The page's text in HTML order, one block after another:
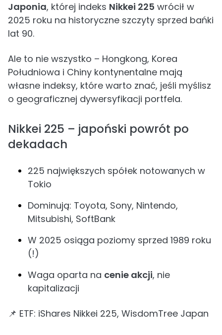
Japonia, której indeks Nikkei 225 wrócił w
2025 roku na historyczne szczyty sprzed bańki
lat 90.
Ale to nie wszystko – Hongkong, Korea
Południowa i Chiny kontynentalne mają
własne indeksy, które warto znać, jeśli myślisz
o geograficznej dywersyfikacji portfela.
Nikkei 225 – japoński powrót po
dekadach
225 największych spółek notowanych w
Tokio
Dominują: Toyota, Sony, Nintendo,
Mitsubishi, SoftBank
W 2025 osiąga poziomy sprzed 1989 roku
(!)
Waga oparta na cenie akcji, nie
kapitalizacji
📌 ETF: iShares Nikkei 225, WisdomTree Japan